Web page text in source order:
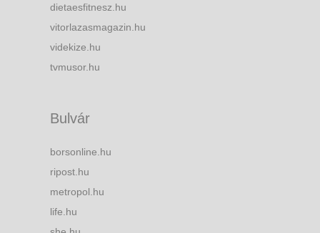
dietaesfitnesz.hu
vitorlazasmagazin.hu
videkize.hu
tvmusor.hu
Bulvár
borsonline.hu
ripost.hu
metropol.hu
life.hu